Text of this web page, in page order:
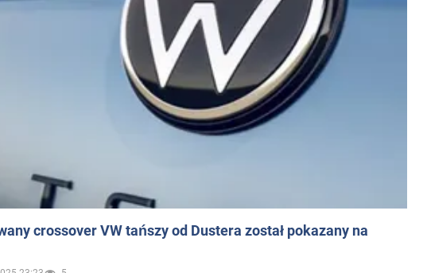
crossover VW tańszy od Dustera został pokazany na